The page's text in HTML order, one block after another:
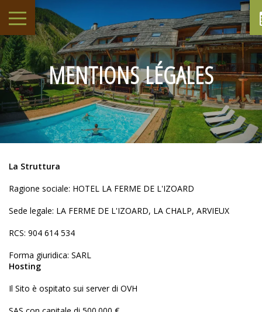
MENTIONS LÉGALES
La Struttura
Ragione sociale: HOTEL LA FERME DE L'IZOARD
Sede legale: LA FERME DE L'IZOARD, LA CHALP, ARVIEUX
RCS: 904 614 534
Forma giuridica: SARL
Hosting
Il Sito è ospitato sui server di OVH